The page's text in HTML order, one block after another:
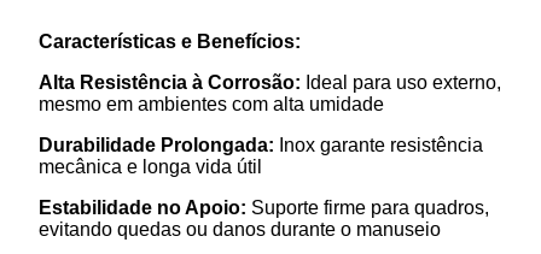
Características e Benefícios:
Alta Resistência à Corrosão: Ideal para uso externo,
mesmo em ambientes com alta umidade
Durabilidade Prolongada: Inox garante resistência
mecânica e longa vida útil
Estabilidade no Apoio: Suporte firme para quadros,
evitando quedas ou danos durante o manuseio